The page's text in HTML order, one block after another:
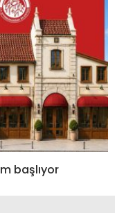
başlıyor